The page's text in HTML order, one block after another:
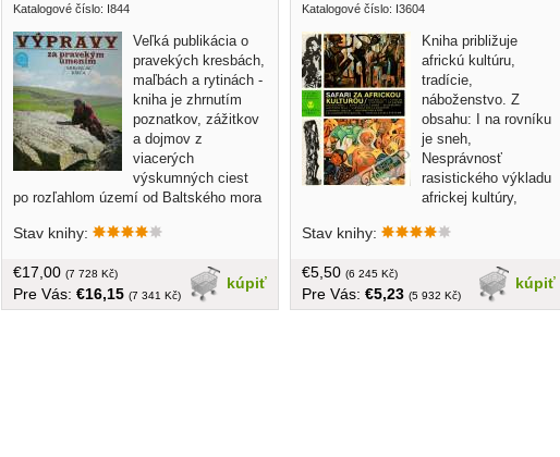
Katalogové číslo: I844
Veľká publikácia o
pravekých kresbách,
maľbách a rytinách -
kniha je zhrnutím
poznatkov, zážitkov
a dojmov z
viacerých
výskumných ciest
po rozľahlom území od Baltského mora
Sovietskeho zväzu, Kaukaz, Strednú
Autor v tejto knihe príťažlivým textom a
bohatým obrazovým materiálom
približuje záhadné praveké umenie a
Stav knihy:
kúpiť
€17,00 (7 728 Kč)
Pre Vás: €16,15 (7 341 Kč)
Katalogové číslo: I3604
Kniha približuje
africkú kultúru,
tradície,
náboženstvo. Z
obsahu: I na rovníku
je sneh,
Nesprávnosť
rasistického výkladu
africkej kultúry,
Maturita v buši, Architektúra bez
väčší formát, obal, tvrdá väzba, v
češtine, 440 strán, 64 strán príloh
Stav knihy:
kúpiť
€5,50 (6 245 Kč)
Pre Vás: €5,23 (5 932 Kč)